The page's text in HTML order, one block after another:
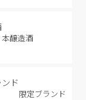
本醸造酒
限定ブランド